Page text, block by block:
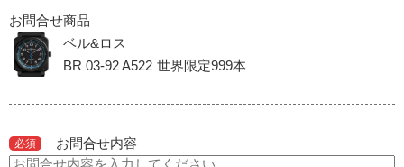
お問合せ商品
ベル&ロス
BR 03-92 A522 世界限定999本
必須 お問合せ内容